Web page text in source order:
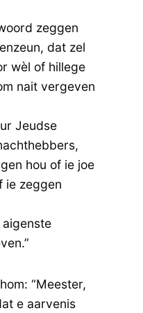
zeggen
dat zel
wèl of hillege
nait vergeven
Jeudse
hou of ie joe
ie zeggen
aigenste
“Meester,
e aarvenis